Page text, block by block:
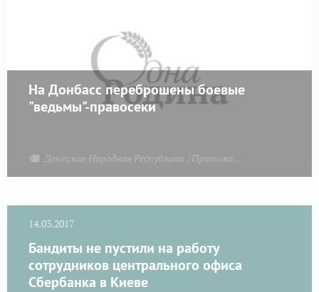
На Донбасс переброшены боевые
"ведьмы"-правосеки
Донецкая Народная Республика Противодействие терроризму
14.03.2017
Бандиты не пустили на работу
сотрудников центрального офиса
Сбербанка в Киеве